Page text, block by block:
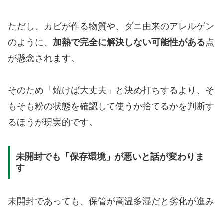
ただし、カビが作る物質や、ダニ由来のアレルゲン
のように、 加熱で完全に解決しない可能性がある点
が懸念されます。
そのため「焼けば大丈夫」と決め打ちするより、そ
もそも粉の状態を確認して使うか捨てるかを判断す
るほうが現実的です。
未開封でも「保存環境」が悪いと話が変わりま
す
未開封であっても、保管が高温多湿だと劣化が進み